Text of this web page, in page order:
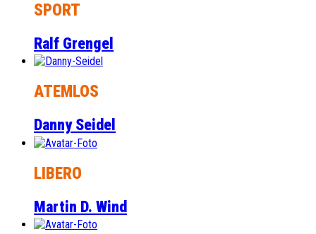
SPORT
Ralf Grengel
ATEMLOS
Danny Seidel
LIBERO
Martin D. Wind